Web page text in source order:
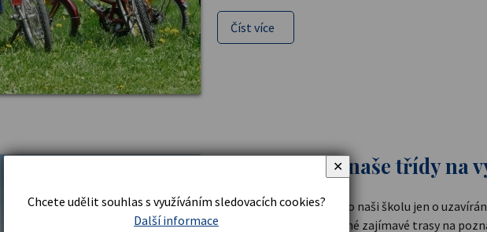
Číst více
Kam pojedou naše třídy na
Konec června není ani pro naši školu jen o
všechny třídy naplánované zajímavé trasy na
Chcete udělit souhlas s využíváním sledovacích cookies?
Další informace
✕